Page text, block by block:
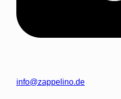
info@zappelino.de